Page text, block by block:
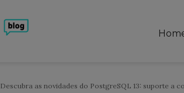
Descubra as novidades do PostgreSQL 13: suporte a